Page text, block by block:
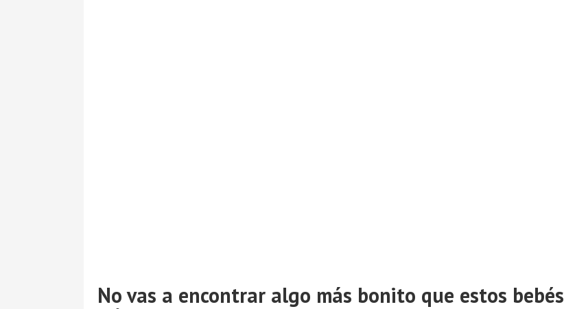
No vas a encontrar algo más bonito que estos bebés